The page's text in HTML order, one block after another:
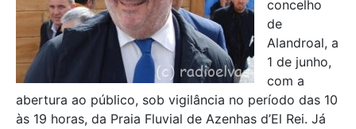
concelho
de
Alandroal, a
1 de junho,
com a
abertura ao público, sob vigilância no período das 10
às 19 horas, da Praia Fluvial de Azenhas d’El Rei. Já